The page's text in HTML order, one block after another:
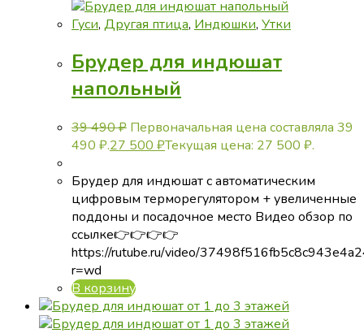
Гуси, Другая птица, Индюшки, Утки
Брудер для индюшат
напольный
39 490₽ Первоначальная цена составляла 39
490 ₽.27 500 ₽Текущая цена: 27 500 ₽.
Брудер для индюшат с автоматическим
цифровым терморегулятором + увеличенные
поддоны и посадочное место Видео обзор по
ссылке👉👉👉👉
https://rutube.ru/video/
r=wd
В корзину